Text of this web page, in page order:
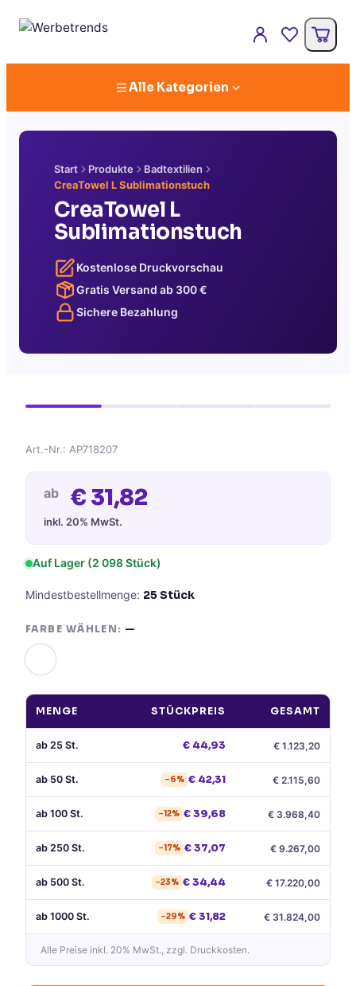
Alle Kategorien
Start Produkte
Badtextilien
CreaTowel L Sublimationstuch
CreaTowel L
Sublimationstuch
Kostenlose Druckvorschau
Gratis Versand ab 300€
Sichere Bezahlung
Art.-Nr.: AP718207
ab € 31,82
inkl. 20% MwSt.
Auf Lager (2 098 Stück)
Mindestbestellmenge: 25Stück
FARBE WÄHLEN: —
MENGE STÜCKPREIS GESAMT
ab 25 St. € 44,93 € 1.123,20
ab 50 St. −6% € 42,31 € 2.115,60
ab 100 St. −12% €39,68 € 3.968,40
ab 250 St. −17% €37,07 € 9.267,00
ab 500 St. −23% €34,44 € 17.220,00
ab 1000 St. −29% €31,82 € 31.824,00
Alle Preise inkl. 20% MwSt., zzgl. Druckkosten.